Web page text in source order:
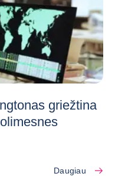
griežtina
Daugiau